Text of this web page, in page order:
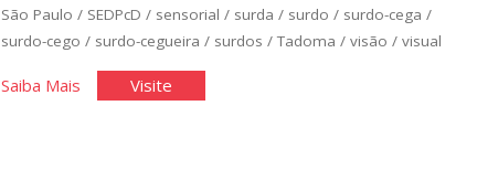
São Paulo / SEDPcD / sensorial / surda / surdo / surdo-cega /
surdo-cego / surdo-cegueira / surdos /Tadoma / visão / visual
Saiba Mais"JornadaVisite"Jornada